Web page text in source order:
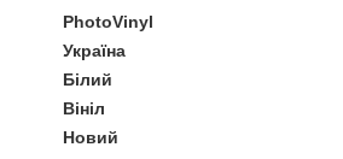
PhotoVinyl
Україна
Білий
Вініл
Новий